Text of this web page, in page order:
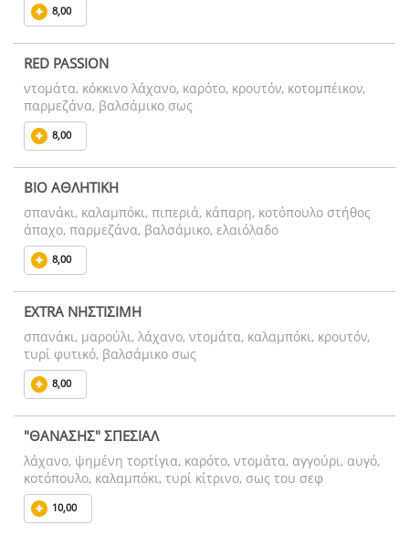
8,00
RED PASSION
ντομάτα, κόκκινο λάχανο, καρότο, κρουτόν, κοτομπέικον,
παρμεζάνα, βαλσάμικο σως
8,00
ΒΙΟ ΑΘΛΗΤΙΚΗ
σπανάκι, καλαμπόκι, πιπεριά, κάπαρη, κοτόπουλο στήθος
άπαχο, παρμεζάνα, βαλσάμικο, ελαιόλαδο
8,00
EXTRA ΝΗΣΤΙΣΙΜΗ
σπανάκι, μαρούλι, λάχανο, ντομάτα, καλαμπόκι, κρουτόν,
τυρί φυτικό, βαλσάμικο σως
8,00
"ΘΑΝΑΣΗΣ" ΣΠΕΣΙΑΛ
λάχανο, ψημένη τορτίγια, καρότο, ντομάτα, αγγούρι, αυγό,
κοτόπουλο, καλαμπόκι, τυρί κίτρινο, σως του σεφ
10,00